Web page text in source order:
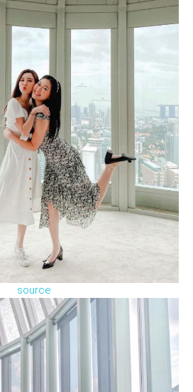
source